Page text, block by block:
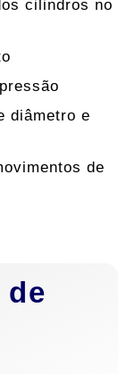
cilindros no
diâmetro e
de